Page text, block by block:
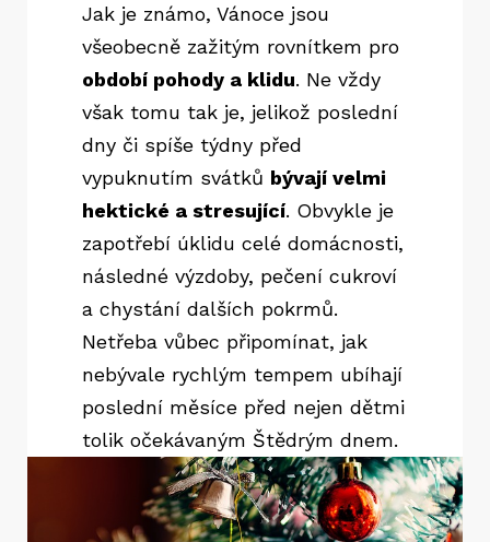
Jak je známo, Vánoce jsou
všeobecně zažitým rovnítkem pro
období pohody a klidu. Ne vždy
však tomu tak je, jelikož poslední
dny či spíše týdny před
vypuknutím svátků bývají velmi
hektické a stresující. Obvykle je
zapotřebí úklidu celé domácnosti,
následné výzdoby, pečení cukroví
a chystání dalších pokrmů.
Netřeba vůbec připomínat, jak
nebývale rychlým tempem ubíhají
poslední měsíce před nejen dětmi
tolik očekávaným Štědrým dnem.